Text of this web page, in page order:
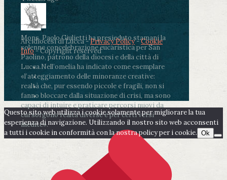
Mons. Paolo Giulietti ha presieduto stamani la
solenne concelebrazione eucaristica per San
Paolino, patrono della diocesi e della città di
Lucca.Nell’omelia ha indicato come esemplare
«l’atteggiamento delle minoranze creative:
realtà che, pur essendo piccole e fragili, non si
fanno bloccare dalla situazione di crisi, ma sono
capaci di intuire e praticare percorsi nuovi da
cui sorgono realtà diverse e per certi versi
inedite».
Arcidiocesi di Lucca -Privacy Policy-Cookie
Info- Copyright reserved
Questo sito web utilizza i cookie solamente per migliorare la tua
esperienza di navigazione. Utilizzando il nostro sito web acconsenti
a tutti i cookie in conformità con la nostra policy per i cookie. Ok